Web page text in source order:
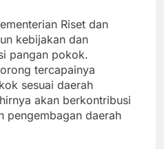
Riset dan
kebijakan dan
pangan pokok.
tercapainya
sesuai daerah
akan berkontribusi
pengembagan daerah